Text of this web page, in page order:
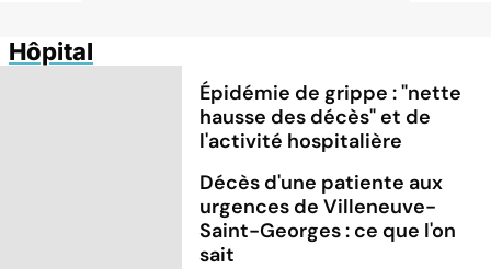
Hôpital
Épidémie de grippe : "nette
hausse des décès" et de
l'activité hospitalière
Décès d'une patiente aux
urgences de Villeneuve-
Saint-Georges : ce que l'on
sait